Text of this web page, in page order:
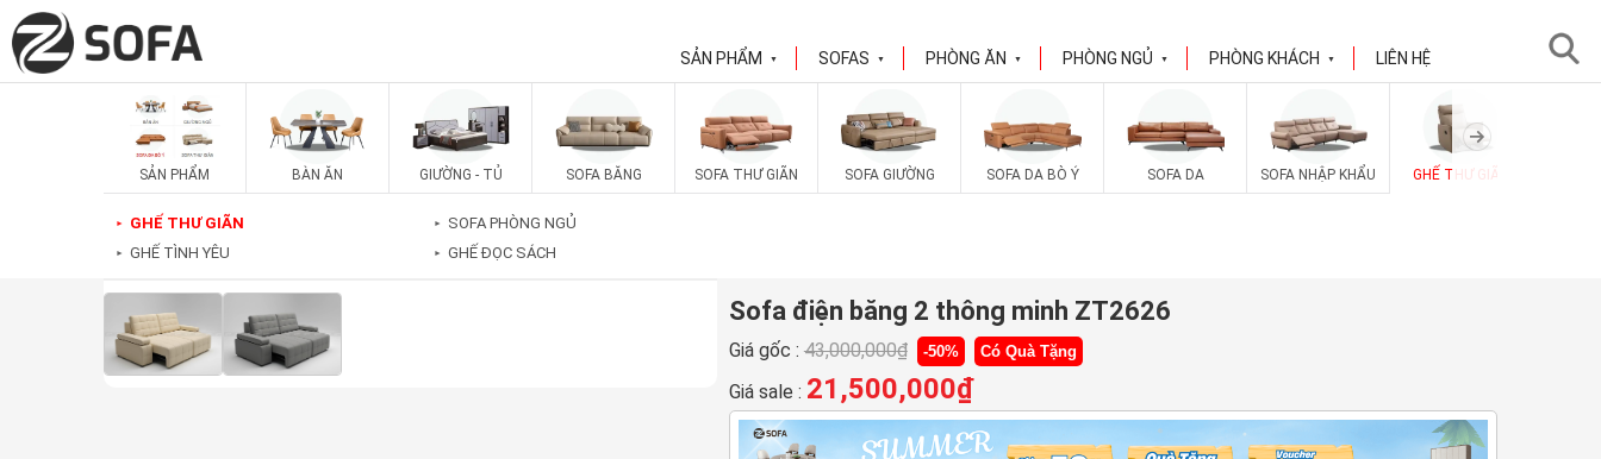
SẢN PHẨM ▼ SOFAS ▼ PHÒNG ĂN ▼ PHÒNG NGỦ ▼ PHÒNG KHÁCH ▼ LIÊN HỆ
SẢN PHẨM BÀN ĂN GIƯỜNG - TỦ SOFA BĂNG SOFA THƯ GIÃN SOFA GIƯỜNG SOFA DA BÒ Ý SOFA DA SOFA NHẬP KHẨU GHẾ THƯ GIÃN
► GHẾ THƯ GIÃN
► GHẾ TÌNH YÊU
► SOFA PHÒNG NGỦ
► GHẾ ĐỌC SÁCH
Sofa điện băng 2 thông minh ZT2626
Giá gốc : 43,000,000₫ -50% Có Quà Tặng
Giá sale : 21,500,000₫